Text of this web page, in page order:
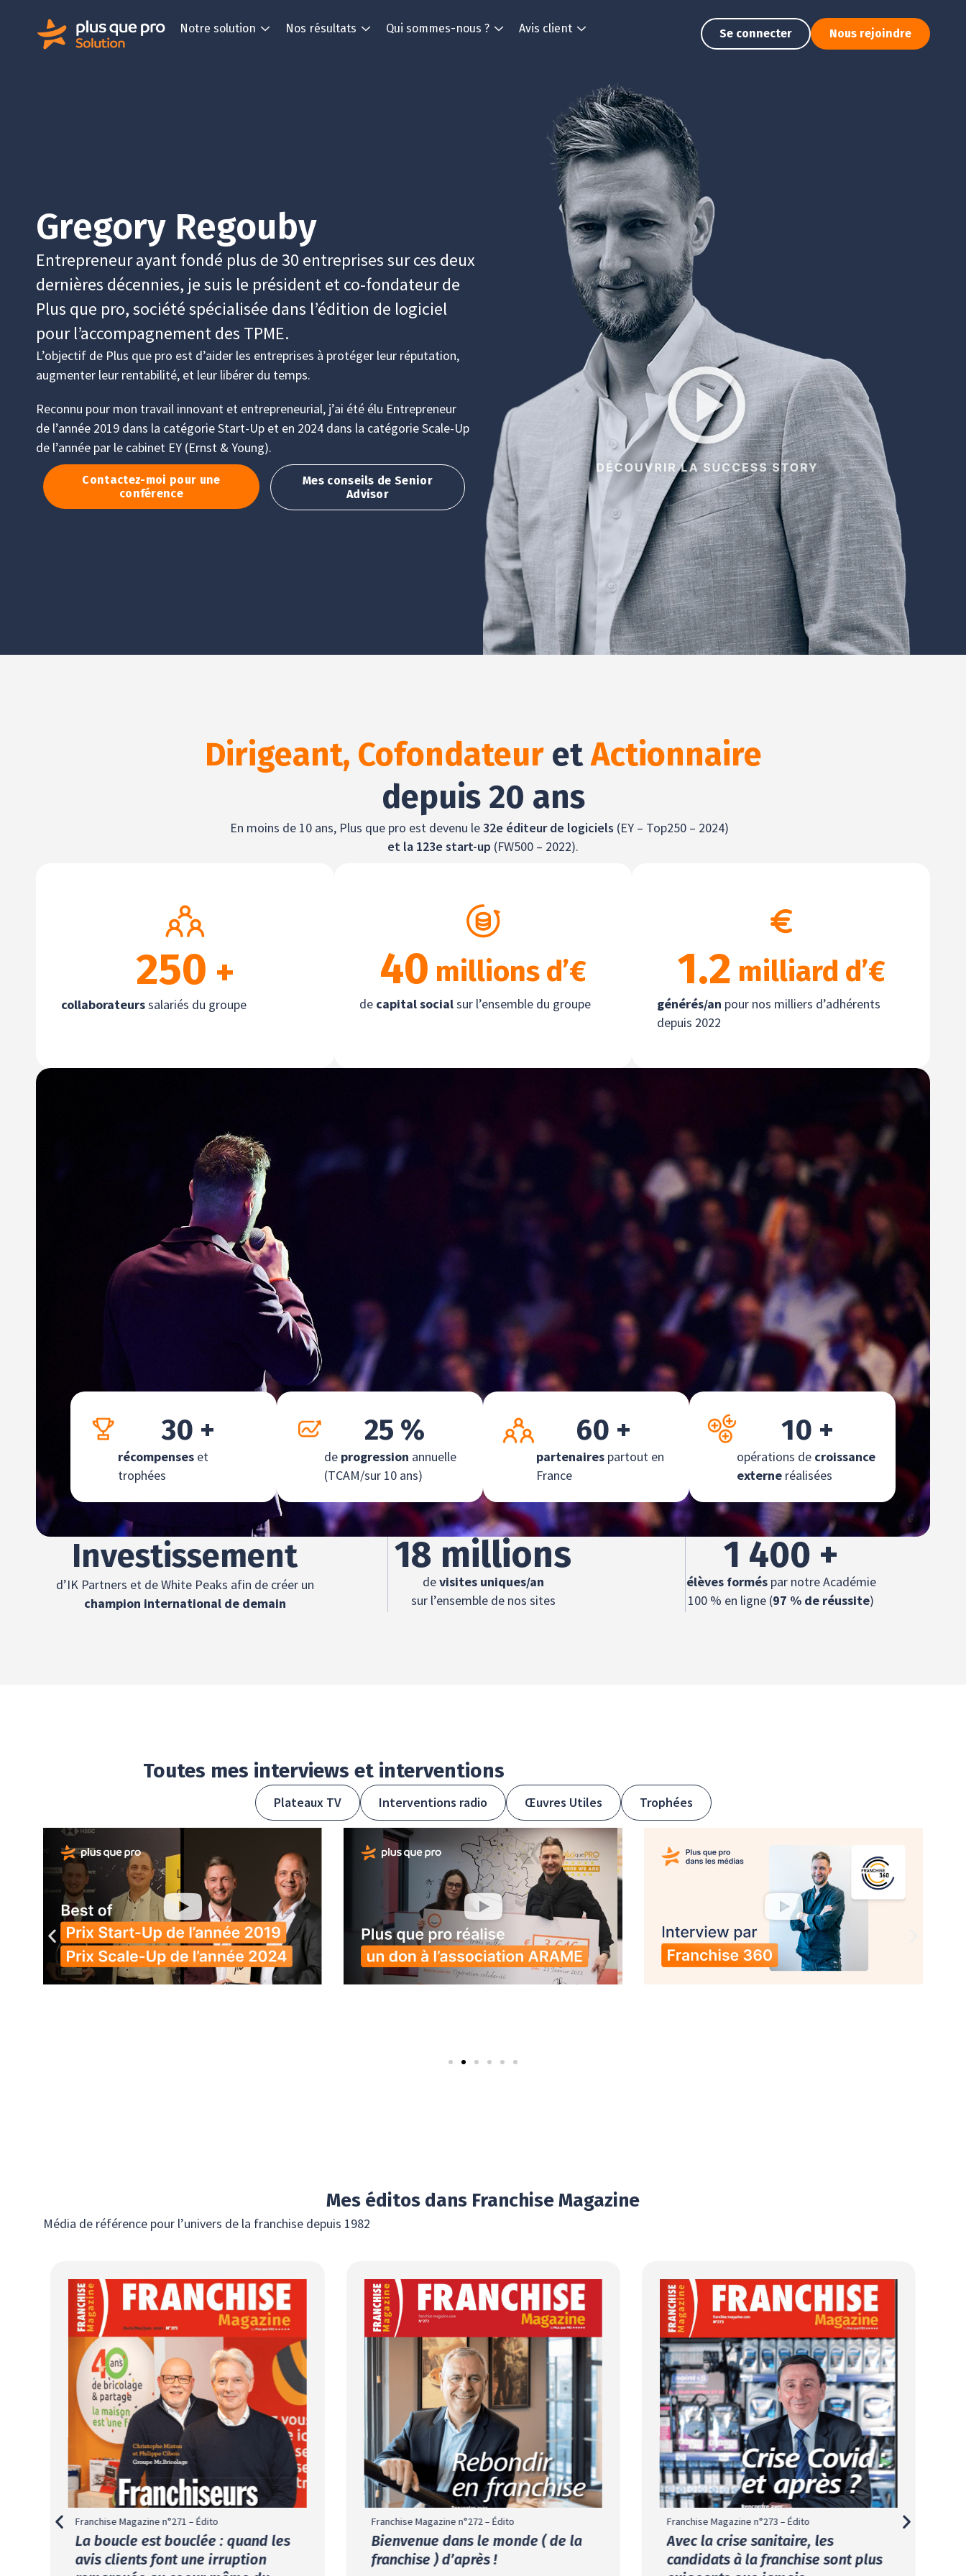
Notre solution Nos résultats Qui sommes-nous ? Avis client Se connecter Nous rejoindre
Gregory Regouby
Entrepreneur ayant fondé plus de 30 entreprises sur ces deux
dernières décennies, je suis le président et co-fondateur de
Plus que pro, société spécialisée dans l’édition de logiciel
pour l’accompagnement des TPME.
L’objectif de Plus que pro est d’aider les entreprises à protéger leur réputation,
augmenter leur rentabilité, et leur libérer du temps.
Reconnu pour mon travail innovant et entrepreneurial, j’ai été élu Entrepreneur
de l’année 2019 dans la catégorie Start-Up et en 2024 dans la catégorie Scale-Up
de l’année par le cabinet EY (Ernst & Young).
Contactez-moi pour une
conférence
Mes conseils de Senior
Advisor
Dirigeant, CofondateuretActionnaire
depuis 20 ans
En moins de 10 ans, Plus que pro est devenu le32e éditeur de logiciels (EY – Top250 – 2024)
et la 123e start-up (FW500 – 2022).
250 +
collaborateurssalariés du groupe
40 millions d’€
de capital socialsur l’ensemble du groupe
1.2 milliard d’€
générés/an pour nos milliers d’adhérents
depuis 2022
30 +
récompenses et
trophées
25 %
de progression annuelle
(TCAM/sur 10 ans)
60 +
partenairespartout en
France
10 +
opérations de croissance
externe réalisées
Investissement
d’IK Partners et de White Peaks afin de créer un
champion international de demain
18 millions
devisites uniques/an
sur l’ensemble de nos sites
1 400 +
élèves forméspar notre Académie
100 % en ligne (97 % de réussite)
Toutes mes interviews et interventions
Plateaux TV Interventions radio Œuvres Utiles Trophées
Mes éditos dans Franchise Magazine
Média de référence pour l’univers de la franchise depuis 1982
Franchise Magazine n°271 – Édito
La boucle est bouclée : quand les
avis clients font une irruption
Franchise Magazine n°272 – Édito
Bienvenue dans le monde ( de la
franchise ) d’après !
Franchise Magazine n°273 – Édito
Avec la crise sanitaire, les
candidats à la franchise sont plus